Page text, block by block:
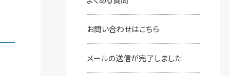
お問い合わせはこちら
メールの送信が完了しました